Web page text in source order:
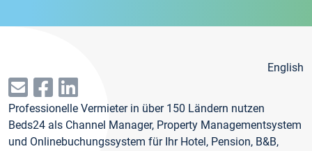
English
Professionelle Vermieter in über 150 Ländern nutzen
Beds24 als Channel Manager, Property Managementsystem
und Onlinebuchungssystem für Ihr Hotel, Pension, B&B,